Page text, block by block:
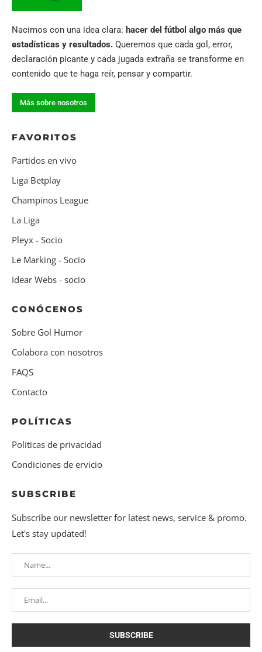
Nacimos con una idea clara: hacer del fútbol algo más que
estadísticas y resultados. Queremos que cada gol, error,
declaración picante y cada jugada extraña se transforme en
contenido que te haga reír, pensar y compartir.
Más sobre nosotros
FAVORITOS
Partidos en vivo
Liga Betplay
Champinos League
La Liga
Pleyx - Socio
Le Marking - Socio
Idear Webs - socio
CONÓCENOS
Sobre Gol Humor
Colabora con nosotros
FAQS
Contacto
POLÍTICAS
Politicas de privacidad
Condiciones de ervicio
SUBSCRIBE
Subscribe our newsletter for latest news, service & promo.
Let's stay updated!